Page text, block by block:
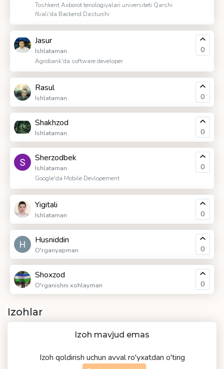
Toshkent Axborot tenologiyalari universiteti Qarshi
filiali'da Backend Dasturchi
Jasur
Ishlataman
Agrobank'da software developer
0
Rasul
Ishlataman 0
Shakhzod
Ishlataman 0
Sherzodbek
Ishlataman
Google'da Mobile Devlopement
0
Yigitali
Ishlataman 0
Husniddin
O'rganyapman 0
Shoxzod
O'rganishni xohlayman 0
Izohlar
Izoh mavjud emas
Izoh qoldirish uchun avval ro'yxatdan o'ting